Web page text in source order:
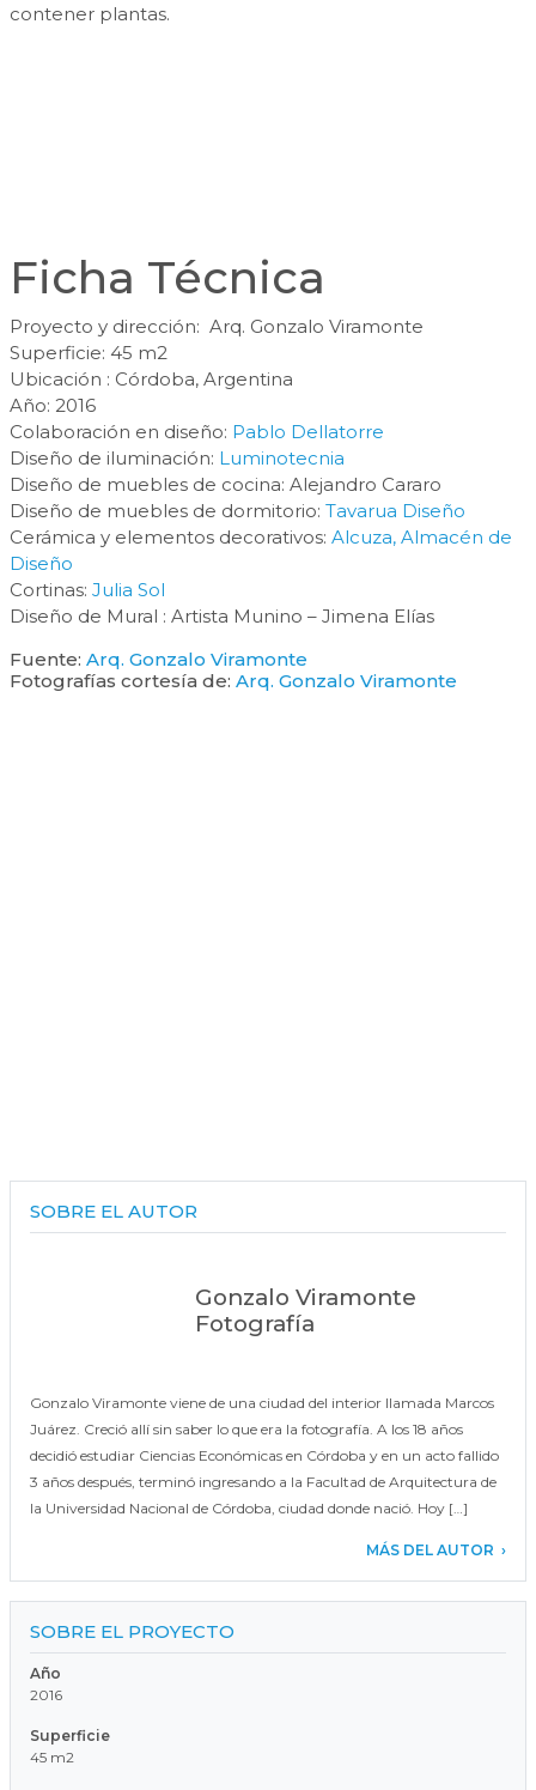
contener plantas.
Ficha Técnica
Proyecto y dirección: Arq. Gonzalo Viramonte
Superficie: 45 m2
Ubicación : Córdoba, Argentina
Año: 2016
Colaboración en diseño: Pablo Dellatorre
Diseño de iluminación: Luminotecnia
Diseño de muebles de cocina: Alejandro Cararo
Diseño de muebles de dormitorio: Tavarua Diseño
Cerámica y elementos decorativos: Alcuza, Almacén de
Diseño
Cortinas: Julia Sol
Diseño de Mural : Artista Munino – Jimena Elías
Fuente: Arq. Gonzalo Viramonte
Fotografías cortesía de: Arq. Gonzalo Viramonte
SOBRE EL AUTOR
Gonzalo Viramonte
Fotografía
Gonzalo Viramonte viene de una ciudad del interior llamada Marcos
Juárez. Creció allí sin saber lo que era la fotografía. A los 18 años
decidió estudiar Ciencias Económicas en Córdoba y en un acto fallido
3 años después, terminó ingresando a la Facultad de Arquitectura de
la Universidad Nacional de Córdoba, ciudad donde nació. Hoy […]
MÁS DEL AUTOR
SOBRE EL PROYECTO
Año
2016
Superficie
45 m2